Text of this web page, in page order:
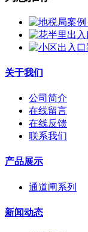
关于我们
公司简介
在线留言
在线反馈
联系我们
产品展示
通道闸系列
新闻动态